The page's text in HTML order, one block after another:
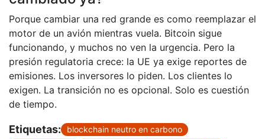
Porque cambiar una red grande es como reemplazar el
motor de un avión mientras vuela. Bitcoin sigue
funcionando, y muchos no ven la urgencia. Pero la
presión regulatoria crece: la UE ya exige reportes de
emisiones. Los inversores lo piden. Los clientes lo
exigen. La transición no es opcional. Solo es cuestión
de tiempo.
Etiquetas:
blockchain neutro en carbono